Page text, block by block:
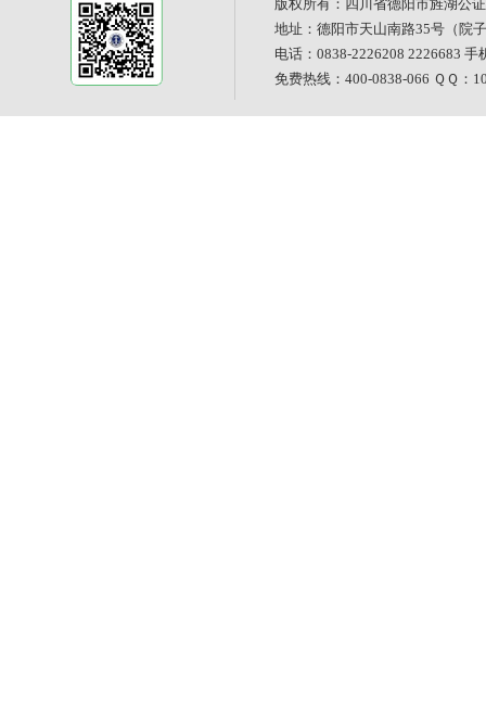
版权所有：四川省德阳市旌湖公
地址：德阳市天山南路35号（院
电话：0838-2226208 2226683 手
免费热线：400-0838-066 ＱＱ：